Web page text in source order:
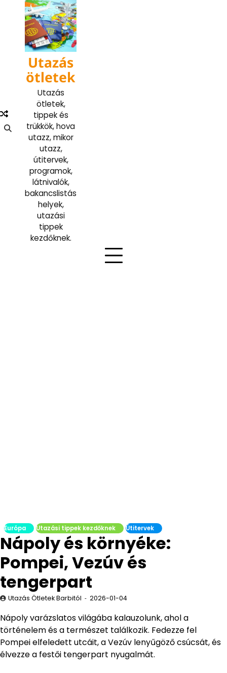
content
Utazás
ötletek
Utazás
ötletek,
tippek és
trükkök, hova
utazz, mikor
utazz,
útitervek,
programok,
látnivalók,
bakancslistás
helyek,
utazási
tippek
kezdőknek.
Európa Utazási tippek kezdőknek Útitervek
Nápoly és környéke:
Pompei, Vezúv és
tengerpart
Utazás Ötletek Barbitól 2026-01-04
Nápoly varázslatos világába kalauzolunk, ahol a
történelem és a természet találkozik. Fedezze fel
Pompei elfeledett utcáit, a Vezúv lenyűgöző csúcsát, és
élvezze a festői tengerpart nyugalmát.